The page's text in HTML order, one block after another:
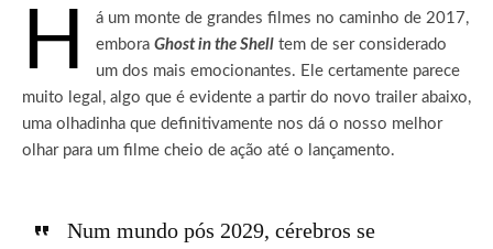
H
á um monte de grandes filmes no caminho de 2017,
embora Ghost in the Shell tem de ser considerado
um dos mais emocionantes. Ele certamente parece
muito legal, algo que é evidente a partir do novo trailer abaixo,
uma olhadinha que definitivamente nos dá o nosso melhor
olhar para um filme cheio de ação até o lançamento.
Num mundo pós 2029, cérebros se